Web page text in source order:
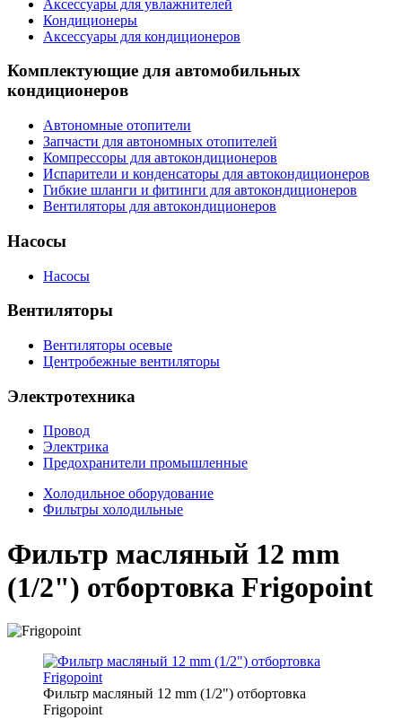
Аксессуары для увлажнителей
Кондиционеры
Аксессуары для кондиционеров
Комплектующие для автомобильных
кондиционеров
Автономные отопители
Запчасти для автономных отопителей
Компрессоры для автокондиционеров
Испарители и конденсаторы для автокондиционеров
Гибкие шланги и фитинги для автокондиционеров
Вентиляторы для автокондиционеров
Насосы
Насосы
Вентиляторы
Вентиляторы осевые
Центробежные вентиляторы
Электротехника
Провод
Электрика
Предохранители промышленные
Холодильное оборудование
Фильтры холодильные
Фильтр масляный 12 mm
(1/2") отбортовка Frigopoint
Фильтр масляный 12 mm (1/2") отбортовка
Frigopoint